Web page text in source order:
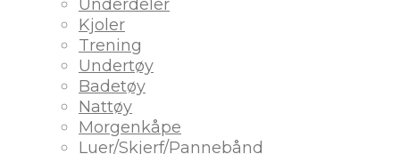
Underdeler
Kjoler
Trening
Undertøy
Badetøy
Nattøy
Morgenkåpe
Luer/Skjerf/Pannebånd